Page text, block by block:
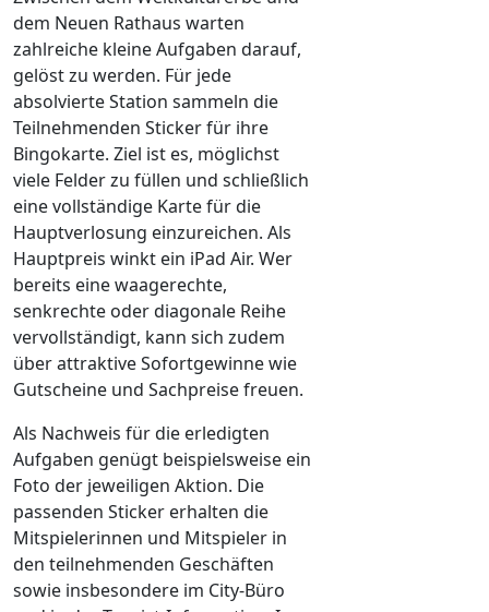
dem Neuen Rathaus warten
zahlreiche kleine Aufgaben darauf,
gelöst zu werden. Für jede
absolvierte Station sammeln die
Teilnehmenden Sticker für ihre
Bingokarte. Ziel ist es, möglichst
viele Felder zu füllen und schließlich
eine vollständige Karte für die
Hauptverlosung einzureichen. Als
Hauptpreis winkt ein iPad Air. Wer
bereits eine waagerechte,
senkrechte oder diagonale Reihe
vervollständigt, kann sich zudem
über attraktive Sofortgewinne wie
Gutscheine und Sachpreise freuen.
Als Nachweis für die erledigten
Aufgaben genügt beispielsweise ein
Foto der jeweiligen Aktion. Die
passenden Sticker erhalten die
Mitspielerinnen und Mitspieler in
den teilnehmenden Geschäften
sowie insbesondere im City-Büro